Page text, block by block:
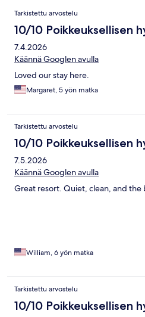
Arvostelut
Tarkistettu arvostelu
10/10 Poikkeuksellisen
7.4.2026
Käännä Googlen avulla
Loved our stay here.
Margaret, 5 yön matka
Tarkistettu arvostelu
10/10 Poikkeuksellisen
7.5.2026
Käännä Googlen avulla
Great resort. Quiet, clean, and the
William, 6 yön matka
Tarkistettu arvostelu
10/10 Poikkeuksellisen